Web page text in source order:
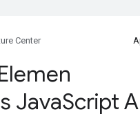
Center
JavaScript